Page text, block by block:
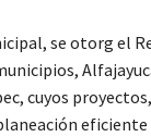
se otorg el
cuyos
eficiente